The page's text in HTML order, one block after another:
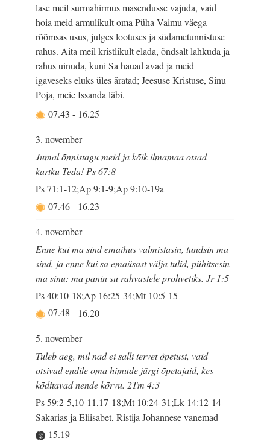
lase meil surmahirmus masendusse vajuda, vaid
hoia meid armulikult oma Püha Vaimu väega
rõõmsas usus, julges lootuses ja südametunnistuse
rahus. Aita meil kristlikult elada, õndsalt lahkuda ja
rahus uinuda, kuni Sa hauad avad ja meid
igaveseks eluks üles äratad; Jeesuse Kristuse, Sinu
Poja, meie Issanda läbi.
07.43- 16.25
3. november
Jumal õnnistagu meid ja kõik ilmamaa otsad
kartku Teda! Ps 67:8
Ps 71:1-12;Ap 9:1-9;Ap 9:10-19a
07.46- 16.23
4. november
Enne kui ma sind emaihus valmistasin, tundsin ma
sind, ja enne kui sa emaüsast välja tulid, pühitsesin
ma sinu: ma panin su rahvastele prohvetiks. Jr 1:5
Ps 40:10-18;Ap 16:25-34;Mt 10:5-15
07.48- 16.20
5. november
Tuleb aeg, mil nad ei salli tervet õpetust, vaid
otsivad endile oma himude järgi õpetajaid, kes
kõditavad nende kõrvu. 2Tm 4:3
Ps 59:2-5,10-11,17-18;Mt 10:24-31;Lk 14:12-14
Sakarias ja Eliisabet, Ristija Johannese vanemad
15.19